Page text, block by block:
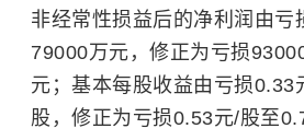
非经常性损益后的净利润由亏
79000万元，修正为亏损
元；基本每股收益由亏损0.33
股，修正为亏损0.53元/股至